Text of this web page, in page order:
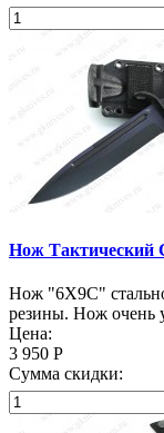
Нож Тактический
Нож "6Х9С"
резины. Нож очень
Цена:
3 950 Р
Сумма скидки: